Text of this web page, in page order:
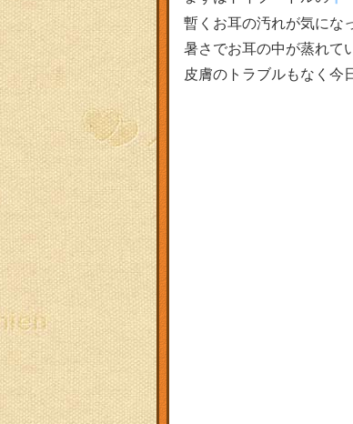
暫くお耳の汚れが気にな
暑さでお耳の中が蒸れて
皮膚のトラブルもなく今